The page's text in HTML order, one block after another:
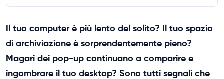
Il tuo computer è più lento del solito? Il tuo spazio
di archiviazione è sorprendentemente pieno?
Magari dei pop-up continuano a comparire e
ingombrare il tuo desktop? Sono tutti segnali che